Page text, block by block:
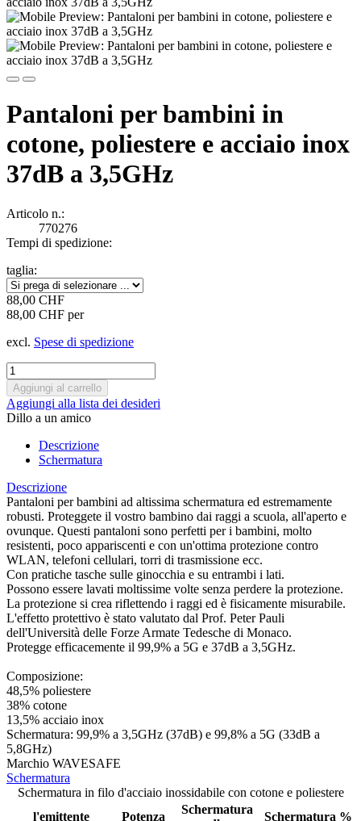
Pantaloni per bambini in
cotone, poliestere e acciaio inox
37dB a 3,5GHz
Articolo n.:
770276
Tempi di spedizione:
taglia:
88,00 CHF
88,00 CHF per
excl. Spese di spedizione
Aggiungi alla lista dei desideri
Dillo a un amico
Descrizione
Schermatura
Descrizione
Pantaloni per bambini ad altissima schermatura ed estremamente
robusti. Proteggete il vostro bambino dai raggi a scuola, all'aperto e
ovunque. Questi pantaloni sono perfetti per i bambini, molto
resistenti, poco appariscenti e con un'ottima protezione contro
WLAN, telefoni cellulari, torri di trasmissione ecc.
Con pratiche tasche sulle ginocchia e su entrambi i lati.
Possono essere lavati moltissime volte senza perdere la protezione.
La protezione si crea riflettendo i raggi ed è fisicamente misurabile.
L'effetto protettivo è stato valutato dal Prof. Peter Pauli
dell'Università delle Forze Armate Tedesche di Monaco.
Protegge efficacemente il 99,9% a 5G e 37dB a 3,5GHz.
Composizione:
48,5% poliestere
38% cotone
13,5% acciaio inox
Schermatura: 99,9% a 3,5GHz (37dB) e 99,8% a 5G (33dB a
5,8GHz)
Marchio WAVESAFE
Schermatura
Schermatura in filo d'acciaio inossidabile con cotone e poliestere
l'emittente
Potenza
Schermatura
Schermatura %